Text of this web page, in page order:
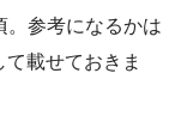
。参考になるかは
載せておきま